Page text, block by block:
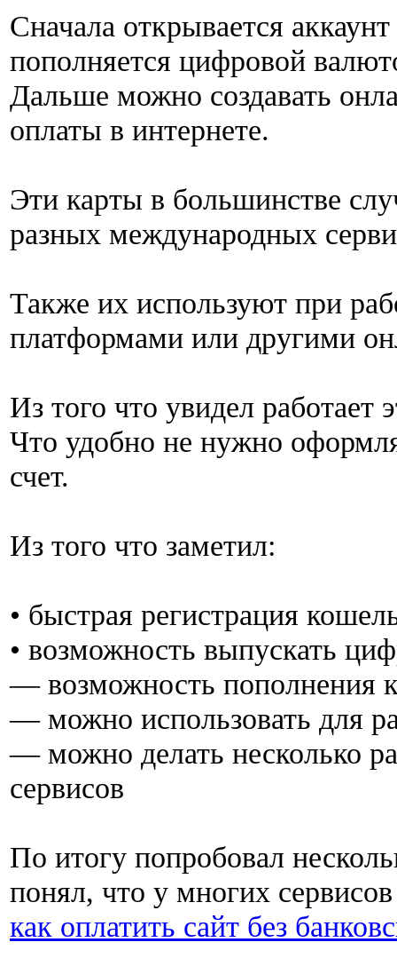
Сначала открывается
пополняется цифровой
Дальше можно создавать
оплаты в интернете.
Эти карты в большинстве
разных международных
Также их используют при
платформами или другими
Из того что увидел работает
Что удобно не нужно
счет.
Из того что заметил:
• быстрая регистрация
• возможность выпускать
— возможность пополнения
— можно использовать для
— можно делать несколько
сервисов
По итогу попробовал
понял, что у многих
как оплатить сайт без